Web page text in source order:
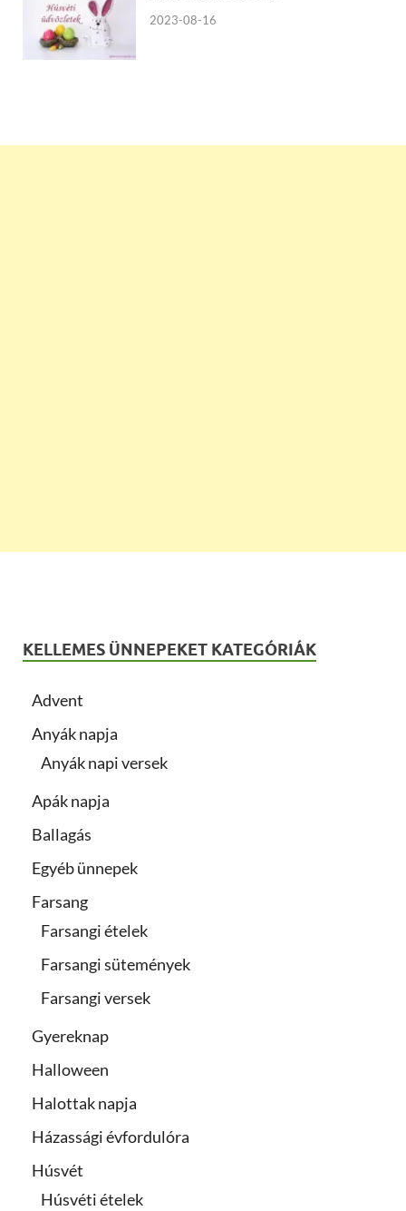
2023-08-16
KELLEMES ÜNNEPEKET KATEGÓRIÁK
Advent
Anyák napja
Anyák napi versek
Apák napja
Ballagás
Egyéb ünnepek
Farsang
Farsangi ételek
Farsangi sütemények
Farsangi versek
Gyereknap
Halloween
Halottak napja
Házassági évfordulóra
Húsvét
Húsvéti ételek